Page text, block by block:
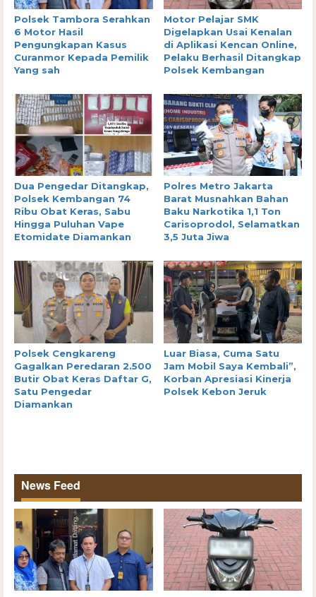
Polsek Tambora Serahkan
6 Motor Hasil
Pengungkapan Kasus
Curanmor Kepada Pemilik
Yang sah
Motor Pelajar SMK
Digelapkan Usai Kenalan
di Aplikasi Kencan Online,
Pelaku Berhasil Ditangkap
Polsek Kembangan
Dua Pengedar Ditangkap,
Polsek Kembangan 74
Ribu Obat Keras, Sabu
Hingga Puluhan Vape
Etomidate Diamankan
Polres Metro Jakarta
Barat Musnahkan Bahan
Baku Narkotika 1,1 Ton
Carisoprodol, Selamatkan
3,5 Juta Jiwa
Polsek Cengkareng
Gagalkan Peredaran 2.500
Butir Obat Keras Daftar G,
Satu Pengedar
Diamankan
Luar Biasa, Cuma Satu
Jam Mobil Saya Kembali”,
Korban Apresiasi Kinerja
Polsek Kebon Jeruk
News Feed